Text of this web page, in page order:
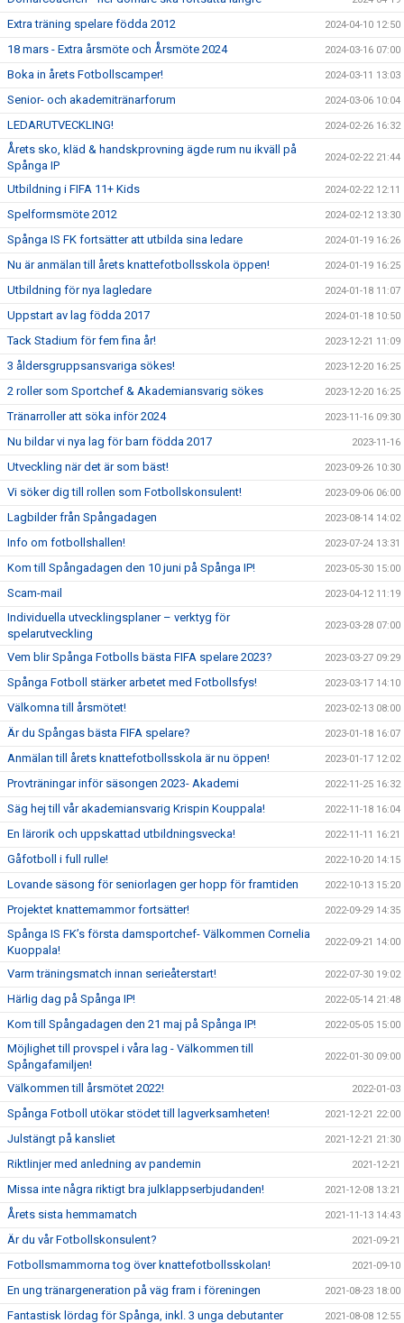
Extra träning spelare födda 2012 2024-04-10 12:50
18 mars - Extra årsmöte och Årsmöte 2024 2024-03-16 07:00
Boka in årets Fotbollscamper! 2024-03-11 13:03
Senior- och akademitränarforum 2024-03-06 10:04
LEDARUTVECKLING! 2024-02-26 16:32
Årets sko, kläd & handskprovning ägde rum nu ikväll på
Spånga IP
2024-02-22 21:44
Utbildning i FIFA 11+ Kids 2024-02-22 12:11
Spelformsmöte 2012 2024-02-12 13:30
Spånga IS FK fortsätter att utbilda sina ledare 2024-01-19 16:26
Nu är anmälan till årets knattefotbollsskola öppen! 2024-01-19 16:25
Utbildning för nya lagledare 2024-01-18 11:07
Uppstart av lag födda 2017 2024-01-18 10:50
Tack Stadium för fem fina år! 2023-12-21 11:09
3 åldersgruppsansvariga sökes! 2023-12-20 16:25
2 roller som Sportchef & Akademiansvarig sökes 2023-12-20 16:25
Tränarroller att söka inför 2024 2023-11-16 09:30
Nu bildar vi nya lag för barn födda 2017 2023-11-16
Utveckling när det är som bäst! 2023-09-26 10:30
Vi söker dig till rollen som Fotbollskonsulent! 2023-09-06 06:00
Lagbilder från Spångadagen 2023-08-14 14:02
Info om fotbollshallen! 2023-07-24 13:31
Kom till Spångadagen den 10 juni på Spånga IP! 2023-05-30 15:00
Scam-mail 2023-04-12 11:19
Individuella utvecklingsplaner – verktyg för
spelarutveckling
2023-03-28 07:00
Vem blir Spånga Fotbolls bästa FIFA spelare 2023? 2023-03-27 09:29
Spånga Fotboll stärker arbetet med Fotbollsfys! 2023-03-17 14:10
Välkomna till årsmötet! 2023-02-13 08:00
Är du Spångas bästa FIFA spelare? 2023-01-18 16:07
Anmälan till årets knattefotbollsskola är nu öppen! 2023-01-17 12:02
Provträningar inför säsongen 2023- Akademi 2022-11-25 16:32
Säg hej till vår akademiansvarig Krispin Kouppala! 2022-11-18 16:04
En lärorik och uppskattad utbildningsvecka! 2022-11-11 16:21
Gåfotboll i full rulle! 2022-10-20 14:15
Lovande säsong för seniorlagen ger hopp för framtiden 2022-10-13 15:20
Projektet knattemammor fortsätter! 2022-09-29 14:35
Spånga IS FK’s första damsportchef- Välkommen Cornelia
Kuoppala!
2022-09-21 14:00
Varm träningsmatch innan serieåterstart! 2022-07-30 19:02
Härlig dag på Spånga IP! 2022-05-14 21:48
Kom till Spångadagen den 21 maj på Spånga IP! 2022-05-05 15:00
Möjlighet till provspel i våra lag - Välkommen till
Spångafamiljen!
2022-01-30 09:00
Välkommen till årsmötet 2022! 2022-01-03
Spånga Fotboll utökar stödet till lagverksamheten! 2021-12-21 22:00
Julstängt på kansliet 2021-12-21 21:30
Riktlinjer med anledning av pandemin 2021-12-21
Missa inte några riktigt bra julklappserbjudanden! 2021-12-08 13:21
Årets sista hemmamatch 2021-11-13 14:43
Är du vår Fotbollskonsulent? 2021-09-21
Fotbollsmammorna tog över knattefotbollsskolan! 2021-09-10
En ung tränargeneration på väg fram i föreningen 2021-08-23 18:00
Fantastisk lördag för Spånga, inkl. 3 unga debutanter 2021-08-08 12:55